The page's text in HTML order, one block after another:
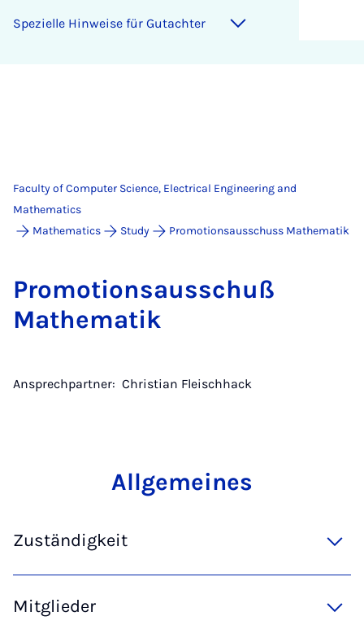
Spez­i­elle Hin­weise für Gutachter
Faculty of Computer Science, Electrical Engineering and
Mathematics
Mathematics
Study Promotionsausschuss Mathematik
Pro­mo­tion­sausschuß
Math­em­atik
Ansprechpartner: Christian Fleischhack
Allge­meines
Zuständigkeit
Mitglieder